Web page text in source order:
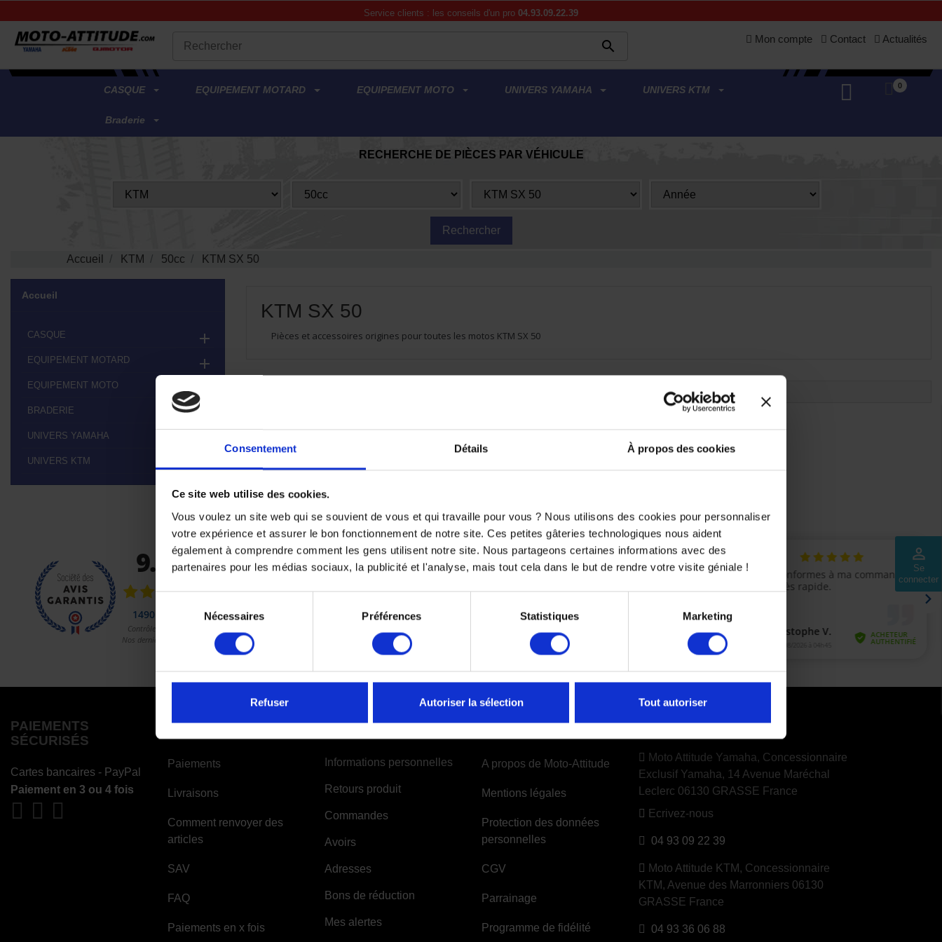
Consentement Détails À propos des cookies
Ce site web utilise des cookies.
Vous voulez un site web qui se souvient de vous et qui travaille pour vous ? Nous utilisons des cookies pour personnaliser
votre expérience et assurer le bon fonctionnement de notre site. Ces petites gâteries technologiques nous aident
également à comprendre comment les gens utilisent notre site. Nous partageons certaines informations avec des
partenaires pour les médias sociaux, la publicité et l'analyse, mais tout cela dans le but de rendre votre visite géniale !
consentement
Nécessaires Préférences Statistiques Marketing
Refuser Autoriser la sélection Tout autoriser
perm_identity
Se
connecter
Service clients : les conseils d'un pro 04.93.09.22.39
 Mon compte Contact Actualités
.
CASQUE EQUIPEMENT MOTARD EQUIPEMENT MOTO UNIVERS YAMAHA UNIVERS KTM
Braderie
0
RECHERCHE DE PIÈCES PAR VÉHICULE
Accueil KTM 50cc KTM SX 50
Accueil
CASQUE 
EQUIPEMENT MOTARD 
EQUIPEMENT MOTO
BRADERIE 
UNIVERS YAMAHA
UNIVERS KTM 
KTM SX 50
Pièces et accessoires origines pour toutes les motos KTM SX 50
Restez à l'écoute ! D'autres produits seront affichés ici au fur et à mesure qu'ils seront ajoutés.

PAIEMENTS
SÉCURISÉS
Cartes bancaires - PayPal
Paiement en 3 ou 4 fois
COMMANDES
Paiements
Livraisons
Comment renvoyer des
articles
SAV
FAQ
Paiements en x fois
VOTRE COMPTE
Informations personnelles
Retours produit
Commandes
Avoirs
Adresses
Bons de réduction
Mes alertes
INFORMATIONS
A propos de Moto-Attitude
Mentions légales
Protection des données
personnelles
CGV
Parrainage
Programme de fidélité
CONTACTEZ NOUS
Moto Attitude Yamaha, Concessionnaire
Exclusif Yamaha, 14 Avenue Maréchal
Leclerc 06130 GRASSE France
Ecrivez-nous
04 93 09 22 39
Moto Attitude KTM, Concessionnaire
KTM, Avenue des Marronniers 06130
GRASSE France
04 93 36 06 88